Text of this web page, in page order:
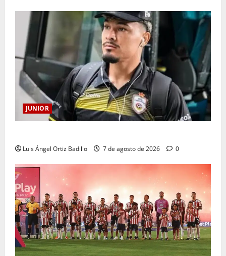
JUNIOR
Luis Ángel Ortiz Badillo 7 de agosto de 2026 0